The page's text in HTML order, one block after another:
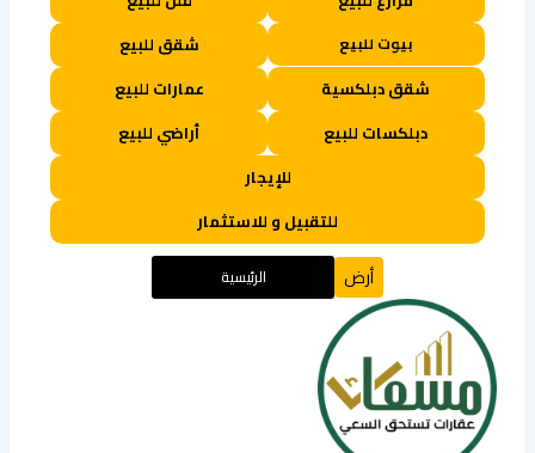
بيوت للبيع
شقق للبيع
شقق دبلكسية
عمارات للبيع
دبلكسات للبيع
أراضي للبيع
للإيجار
للتقبيل و للاستثمار
أرض الرئيسية